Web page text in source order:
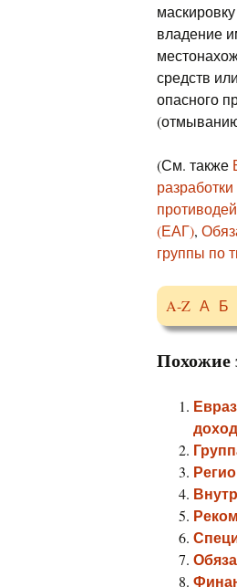
владение
средств
опасного
(См. также
(ЕАГ),
группы по
A-Z А Б
Похожие